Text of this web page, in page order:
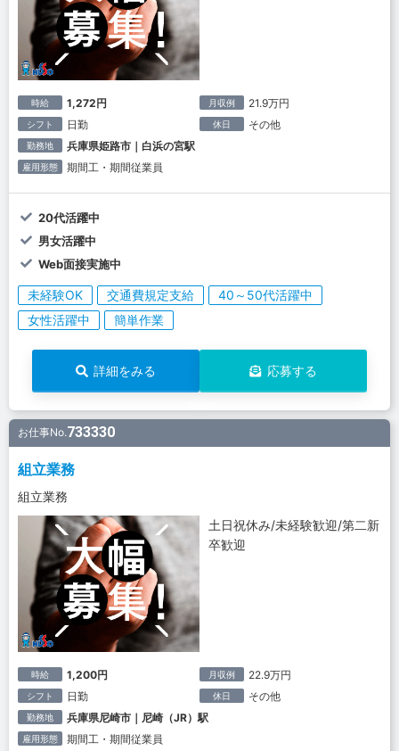
時給 1,272円 月収例 21.9万円
シフト 日勤 休日 その他
勤務地 兵庫県姫路市｜白浜の宮駅
雇用形態 期間工・期間従業員
20代活躍中
男女活躍中
Web面接実施中
未経験OK 交通費規定支給
40～50代活躍中
女性活躍中
簡単作業
詳細をみる 応募する
お仕事No.733330
組立業務
組立業務
土日祝休み/未経験歓迎/第二新
卒歓迎
時給 1,200円 月収例 22.9万円
シフト 日勤 休日 その他
勤務地 兵庫県尼崎市｜尼崎（JR）駅
雇用形態 期間工・期間従業員